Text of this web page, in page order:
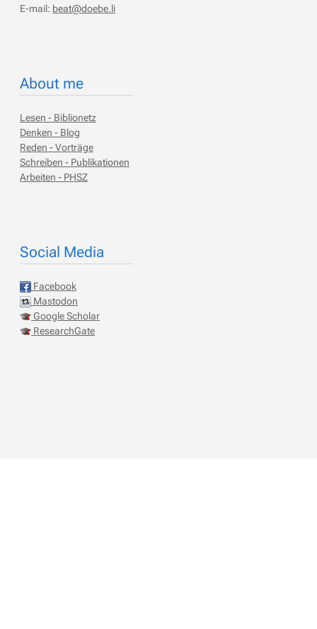
E-mail: beat@doebe.li
About me
Lesen - Biblionetz
Denken - Blog
Reden - Vorträge
Schreiben - Publikationen
Arbeiten - PHSZ
Social Media
Facebook
Mastodon
Google Scholar
ResearchGate